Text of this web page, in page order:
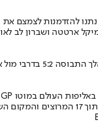
להזדמנות לצמצם
רב לקלאסיקו מול ברצלונה.